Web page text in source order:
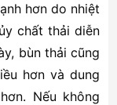
hơn do nhiệt
chất thải diễn
bùn thải cũng
hơn và dung
Nếu không